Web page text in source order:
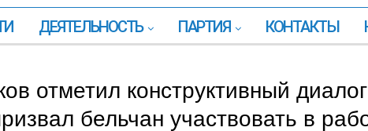
ДЕЯТЕЛЬНОСТЬ ПАРТИЯ КОНТАКТЫ
отметил конструктивный
бельчан участвовать в